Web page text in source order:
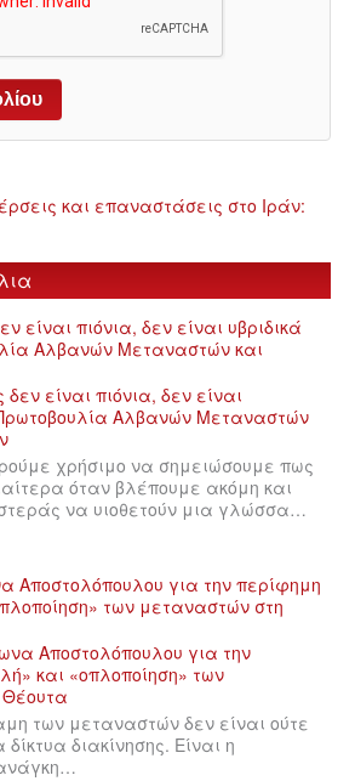
είναι πιόνια, δεν είναι υβριδικά
Αλβανών Μεταναστών και
χρήσιμο να σημειώσουμε πως
όταν βλέπουμε ακόμη και
να υιοθετούν μια γλώσσα…
Αποστολόπουλου για την περίφημη
των μεταναστών στη
των μεταναστών δεν είναι ούτε
διακίνησης. Είναι η